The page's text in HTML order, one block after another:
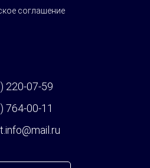
соглашение
220-07-59
764-00-11